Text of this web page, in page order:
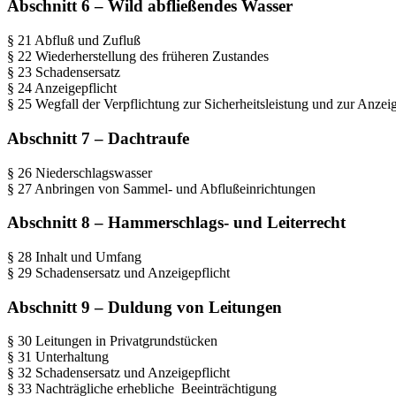
Abschnitt 6 – Wild abfließendes Wasser
§ 21 Abfluß und Zufluß
§ 22 Wiederherstellung des früheren Zustandes
§ 23 Schadensersatz
§ 24 Anzeigepflicht
§ 25 Wegfall der Verpflichtung zur Sicherheitsleistung und zur
Abschnitt 7 – Dachtraufe
§ 26 Niederschlagswasser
§ 27 Anbringen von Sammel- und Abflußeinrichtungen
Abschnitt 8 – Hammerschlags- und Leiterrecht
§ 28 Inhalt und Umfang
§ 29 Schadensersatz und Anzeigepflicht
Abschnitt 9 – Duldung von Leitungen
§ 30 Leitungen in Privatgrundstücken
§ 31 Unterhaltung
§ 32 Schadensersatz und Anzeigepflicht
§ 33 Nachträgliche erhebliche Beeinträchtigung